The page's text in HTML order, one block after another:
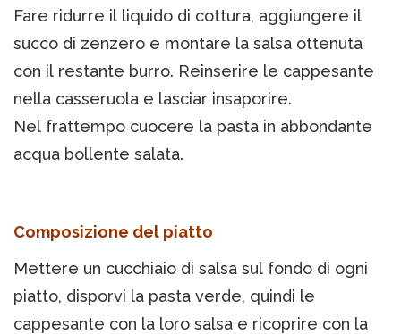
Fare ridurre il liquido di cottura, aggiungere il
succo di zenzero e montare la salsa ottenuta
con il restante burro. Reinserire le cappesante
nella casseruola e lasciar insaporire.
Nel frattempo cuocere la pasta in abbondante
acqua bollente salata.
Composizione del piatto
Mettere un cucchiaio di salsa sul fondo di ogni
piatto, disporvi la pasta verde, quindi le
cappesante con la loro salsa e ricoprire con la